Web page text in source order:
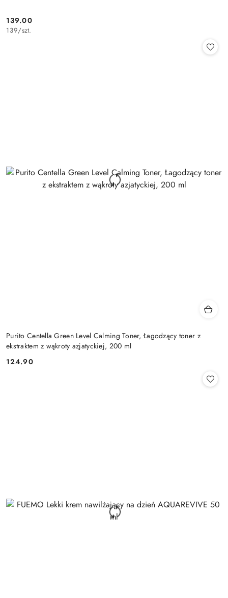
Cena:
139.00
139/szt.
Purito Centella Green Level Calming Toner, Łagodzący toner z
ekstraktem z wąkroty azjatyckiej, 200 ml
Cena:
124.90